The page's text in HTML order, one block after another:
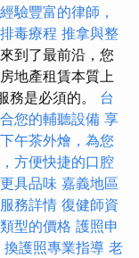
驗豐富的律師，
毒療程 推拿與整
到了最前沿，您
地產租賃本質上
務是必須的。 台
您的輔聽設備 享
下午茶外燴，為您
方便快捷的口腔
具品味 嘉義地區
務詳情 復健師資
型的價格 護照申
換護照專業指導 老